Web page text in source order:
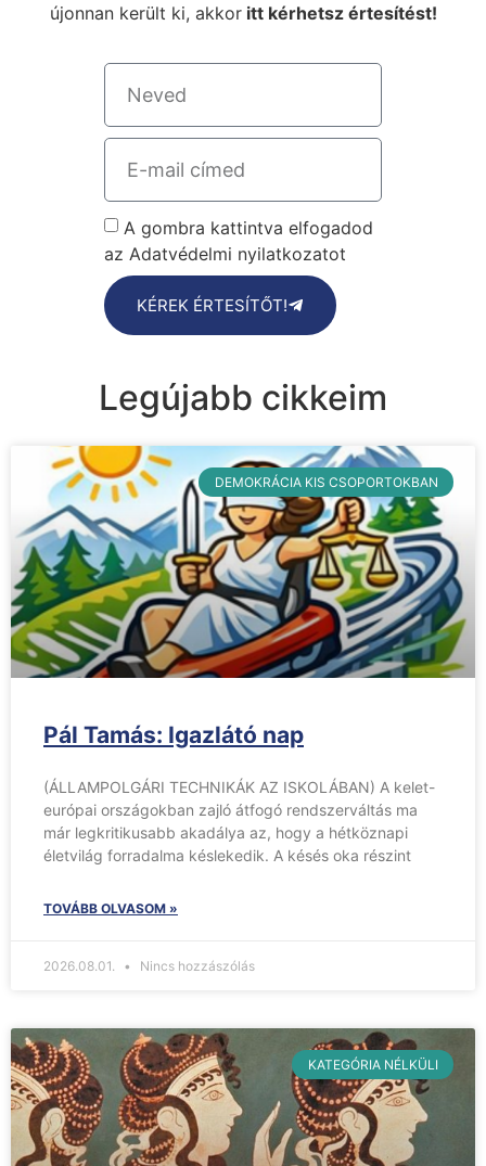
újonnan került ki, akkoritt kérhetsz értesítést!
A gombra kattintva elfogadod
az Adatvédelmi nyilatkozatot
KÉREK ÉRTESÍTŐT!
Legújabb cikkeim
DEMOKRÁCIA KIS CSOPORTOKBAN
Pál Tamás: Igazlátó nap
(ÁLLAMPOLGÁRI TECHNIKÁK AZ ISKOLÁBAN) A kelet-
európai országokban zajló átfogó rendszerváltás ma
már legkritikusabb akadálya az, hogy a hétköznapi
életvilág forradalma késlekedik. A késés oka részint
TOVÁBB OLVASOM »
2026.08.01. Nincs hozzászólás
KATEGÓRIA NÉLKÜLI